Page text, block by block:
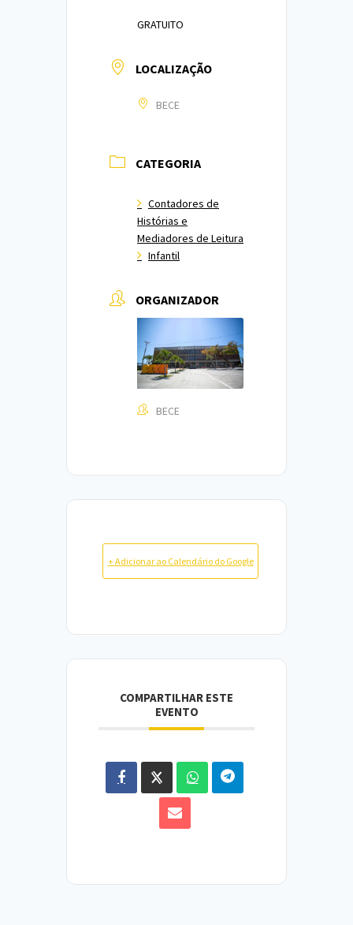
GRATUITO
LOCALIZAÇÃO
BECE
CATEGORIA
Contadores de
Histórias e
Mediadores de Leitura
Infantil
ORGANIZADOR
BECE
+ Adicionar ao Calendário do Google
COMPARTILHAR ESTE
EVENTO